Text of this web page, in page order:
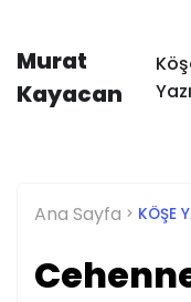
Murat
Kayacan
Ana Sayfa KÖŞE